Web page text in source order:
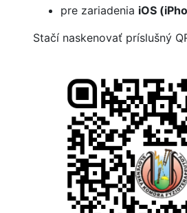
pre zariadenia iOS
Stačí naskenovať príslušný